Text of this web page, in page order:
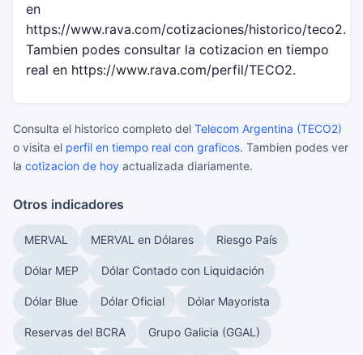
en
https://www.rava.com/cotizaciones/historico/teco2.
Tambien podes consultar la cotizacion en tiempo
real en https://www.rava.com/perfil/TECO2.
Consulta el historico completo del Telecom Argentina (TECO2)
o visita el perfil en tiempo real con graficos. Tambien podes ver
la cotizacion de hoy actualizada diariamente.
Otros indicadores
MERVAL MERVAL en Dólares Riesgo País
Dólar MEP Dólar Contado con Liquidación
Dólar Blue Dólar Oficial Dólar Mayorista
Reservas del BCRA Grupo Galicia (GGAL)